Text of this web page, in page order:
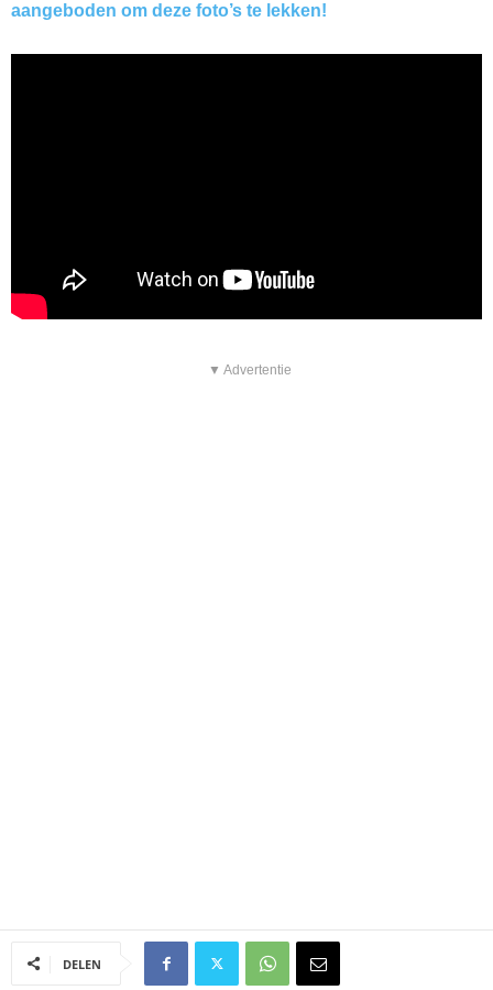
aangeboden om deze foto’s te lekken!
▼ Advertentie
DELEN